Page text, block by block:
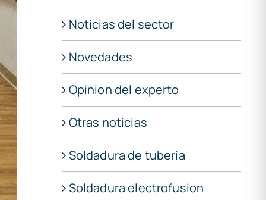
Noticias del sector
Novedades
Opinion del experto
Otras noticias
Soldadura de tuberia
Soldadura electrofusion